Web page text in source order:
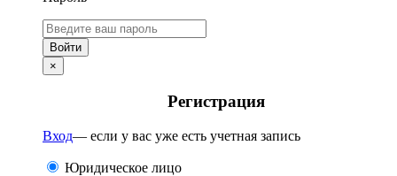
×
Регистрация
Вход— если у вас уже есть учетная запись
Юридическое лицо